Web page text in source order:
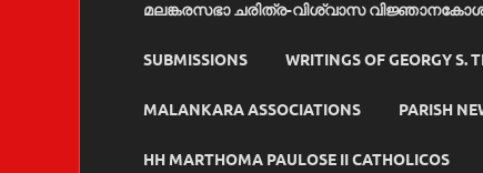
മലങ്കരസഭാ ചരിത്ര-വിശ്വാസ
SUBMISSIONS WRITINGS OF GEORGY S.
MALANKARA ASSOCIATIONS PARISH
HH MARTHOMA PAULOSE II CATHOLICOS